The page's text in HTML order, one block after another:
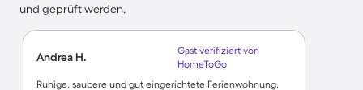
und geprüft werden.
Andrea H.
Gast verifiziert von
HomeToGo
Ruhige, saubere und gut eingerichtete Ferienwohnung,